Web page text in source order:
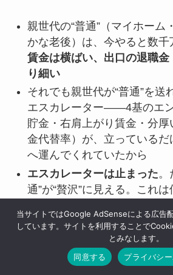
親世代の“普通”（マイホーム
かな老後）は、今やると数千
賃金は横ばい、出口の退職金
り細い
それでも親世代が“普通”を送
エスカレーター――4基のエ
貯金・右肩上がり賃金・分
金代替率）が、立っている
へ運んでくれていたから
エスカレーターは止まった。
通”が“贅沢”に見える。これ
止まったエスカレーターは、
り、NISA・iDeCoに低コス
ことで、自分の足で上り直
当サイトではGoogle AdSenseによる広告
しています。サイトを利用することで
とみなします。
同意する
プライバシ